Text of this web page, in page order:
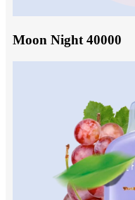
Moon Night 40000